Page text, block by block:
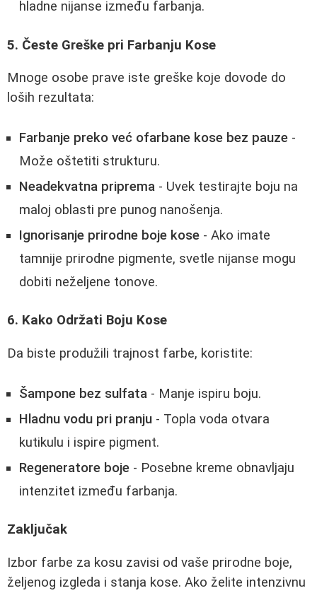
hladne nijanse između farbanja.
5. Česte Greške pri Farbanju Kose
Mnoge osobe prave iste greške koje dovode do
loših rezultata:
Farbanje preko već ofarbane kose bez pauze -
Može oštetiti strukturu.
Neadekvatna priprema - Uvek testirajte boju na
maloj oblasti pre punog nanošenja.
Ignorisanje prirodne boje kose - Ako imate
tamnije prirodne pigmente, svetle nijanse mogu
dobiti neželjene tonove.
6. Kako Održati Boju Kose
Da biste produžili trajnost farbe, koristite:
Šampone bez sulfata - Manje ispiru boju.
Hladnu vodu pri pranju - Topla voda otvara
kutikulu i ispire pigment.
Regeneratore boje - Posebne kreme obnavljaju
intenzitet između farbanja.
Zaključak
Izbor farbe za kosu zavisi od vaše prirodne boje,
željenog izgleda i stanja kose. Ako želite intenzivnu